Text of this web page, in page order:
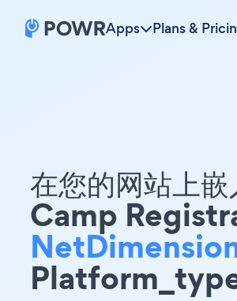
Apps Plans &
在您的网站上
Camp
Platform_type